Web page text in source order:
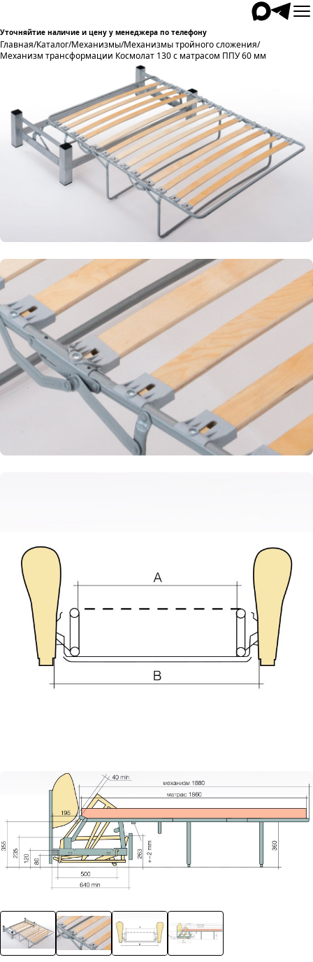
Уточняйтие наличие и цену у менеджера по телефону
Главная/Каталог/Механизмы/Механизмы тройного сложения/
Механизм трансформации Космолат 130 с матрасом ППУ 60 мм